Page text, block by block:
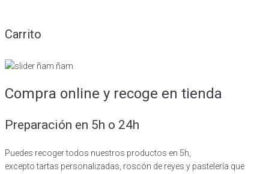
Carrito
Compra online y recoge en tienda
Preparación en 5h o 24h
Puedes recoger todos nuestros productos en 5h,
excepto tartas personalizadas, roscón de reyes y pastelería que